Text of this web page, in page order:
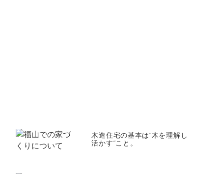
木造住宅の基本は”木を理解し
活かす”こと。